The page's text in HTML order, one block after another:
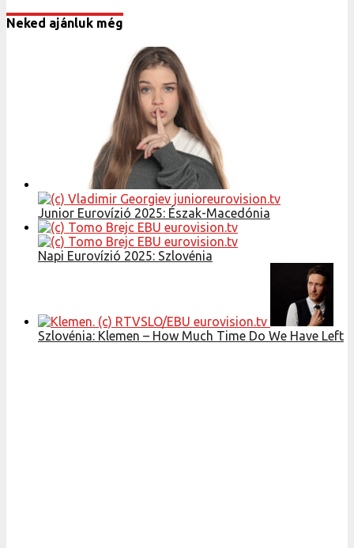
Neked ajánluk még
Junior Eurovízió 2025: Észak-Macedónia
Napi Eurovízió 2025: Szlovénia
Szlovénia: Klemen – How Much Time Do We Have Left